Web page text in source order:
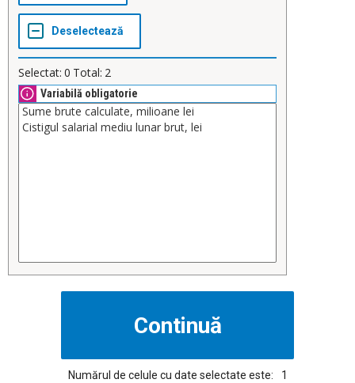
Selectat: 0 Total: 2
Variabilă obligatorie
Numărul de celule cu date selectate este:
1